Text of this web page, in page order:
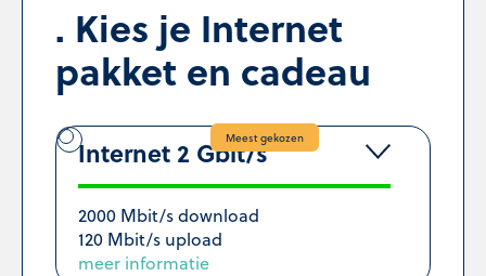
Kies je Internet
pakket en cadeau
Internet 2 Gbit/s
2000 Mbit/s download
120 Mbit/s upload
meer informatie
Meest gekozen